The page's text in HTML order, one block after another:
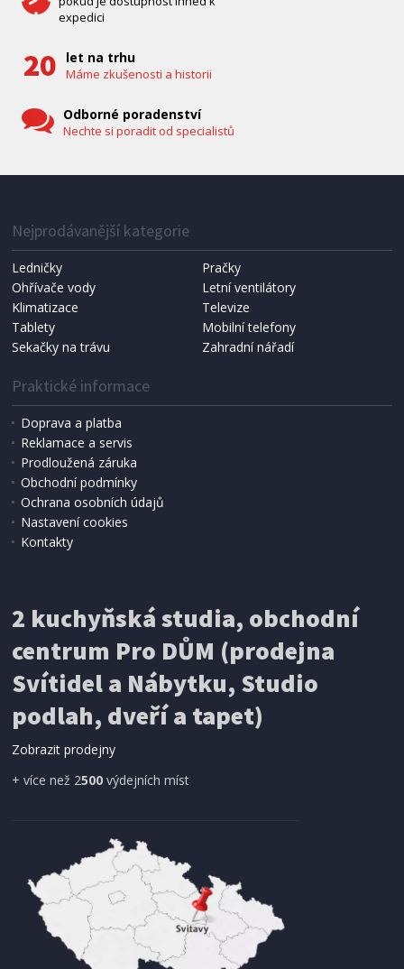
NÁHRADNÍ SÁČKY DO VYSAVAČE
Koma KRA-SB02S (Multi Bag, S-BAG SMS)
199 Kč Přidat do košíku
SÍŤ PROTI HMYZU
ProGarden KO-CY5910600 Síť proti hmyzu do
dveří magnetická 210 x 100 cm
expedici
let na trhu
Máme zkušenosti a historii
Odborné poradenství
Nechte si poradit od specialistů
Nejprodávanější kategorie
Ledničky
Pračky
Ohřívače vody
Letní ventilátory
Klimatizace
Televize
Tablety
Mobilní telefony
Sekačky na trávu
Zahradní nářadí
Praktické informace
Doprava a platba
Reklamace a servis
Prodloužená záruka
Obchodní podmínky
Ochrana osobních údajů
Nastavení cookies
Kontakty
2 kuchyňská studia, obchodní
centrum Pro DŮM (prodejna
Svítidel a Nábytku, Studio
podlah, dveří a tapet)
Zobrazit prodejny
+ více než 2500 výdejních míst